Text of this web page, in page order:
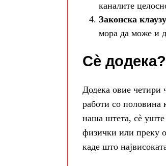
каналите
Законска
мора да може и
Сè додека?
Додека овие четири
работи со половина
наша штета, сè уште
физички или преку
каде што